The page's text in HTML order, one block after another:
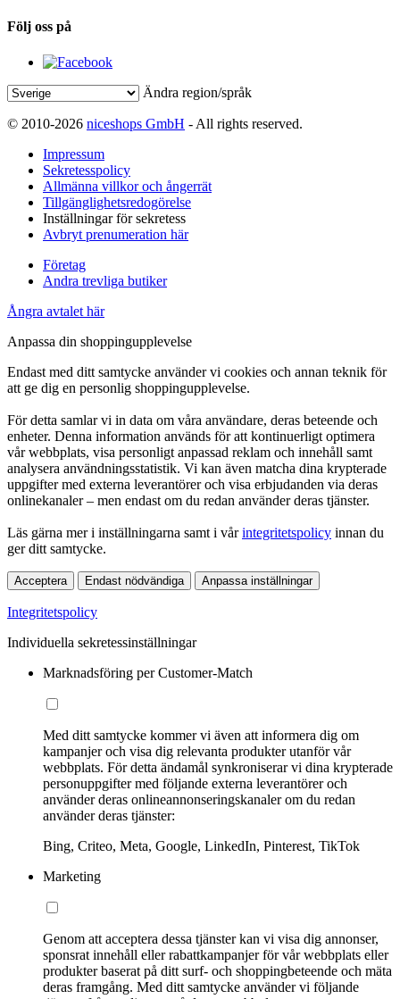
Följ oss på
Ändra region/språk
© 2010-2026 niceshops GmbH - All rights reserved.
Impressum
Sekretesspolicy
Allmänna villkor och ångerrät
Tillgänglighetsredogörelse
Inställningar för sekretess
Avbryt prenumeration här
Företag
Andra trevliga butiker
Ångra avtalet här
Anpassa din shoppingupplevelse
Endast med ditt samtycke använder vi cookies och annan teknik för
att ge dig en personlig shoppingupplevelse.
För detta samlar vi in data om våra användare, deras beteende och
enheter. Denna information används för att kontinuerligt optimera
vår webbplats, visa personligt anpassad reklam och innehåll samt
analysera användningsstatistik. Vi kan även matcha dina krypterade
uppgifter med externa leverantörer och visa erbjudanden via deras
onlinekanaler – men endast om du redan använder deras tjänster.
Läs gärna mer i inställningarna samt i vårintegritetspolicy innan du
ger ditt samtycke.
Acceptera Endast nödvändiga Anpassa inställningar
Integritetspolicy
Individuella sekretessinställningar
Marknadsföring per Customer-Match
Med ditt samtycke kommer vi även att informera dig om
kampanjer och visa dig relevanta produkter utanför vår
webbplats. För detta ändamål synkroniserar vi dina krypterade
personuppgifter med följande externa leverantörer och
använder deras onlineannonseringskanaler om du redan
använder deras tjänster:
Bing, Criteo, Meta, Google, LinkedIn, Pinterest, TikTok
Marketing
Genom att acceptera dessa tjänster kan vi visa dig annonser,
sponsrat innehåll eller rabattkampanjer för vår webbplats eller
produkter baserat på ditt surf- och shoppingbeteende och mäta
deras framgång. Med ditt samtycke använder vi följande